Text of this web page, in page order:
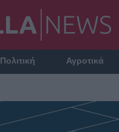
Πολιτική Αγροτικά